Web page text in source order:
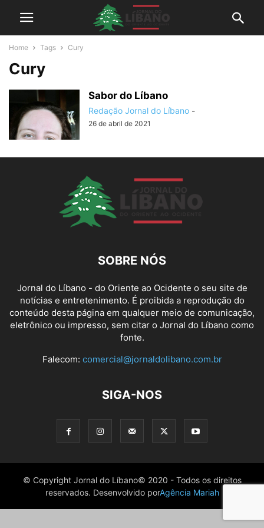
Home Tags Cury
Cury
Sabor do Líbano
Redação Jornal do Líbano -
26 de abril de 2021
SOBRE NÓS
Jornal do Líbano - do Oriente ao Ocidente o seu site de
notícias e entretenimento. É proibida a reprodução do
conteúdo desta página em qualquer meio de comunicação,
eletrônico ou impresso, sem citar o Jornal do Líbano como
fonte.
Falecom: comercial@jornaldolibano.com.br
SIGA-NOS
© Copyright Jornal do Líbano© 2020 - Todos os direitos
reservados. Desenvolvido porAgência Mariah